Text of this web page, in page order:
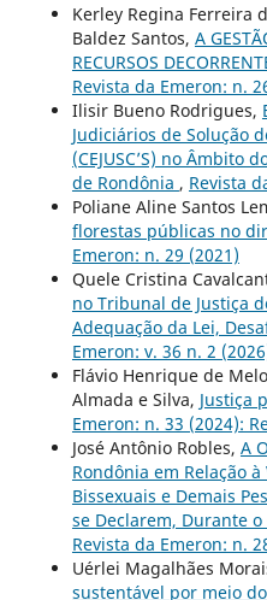
Kerley Regina Ferreira
Baldez Santos, A
RECURSOS
Revista da Emeron: n.
Ilisir Bueno Rodrigues,
Judiciários de Solução
(CEJUSC’S) no Âmbito
de Rondônia , Revista
Poliane Aline Santos
florestas públicas no
Emeron: n. 29 (2021)
Quele Cristina
no Tribunal de Justiça
Adequação da Lei,
Emeron: v. 36 n. 2
Flávio Henrique de
Almada e Silva, Justiça
Emeron: n. 33 (2024):
José Antônio Robles, A
Rondônia em Relação
Bissexuais e Demais
se Declarem, Durante
Revista da Emeron: n.
Uérlei Magalhães
sustentável por meio